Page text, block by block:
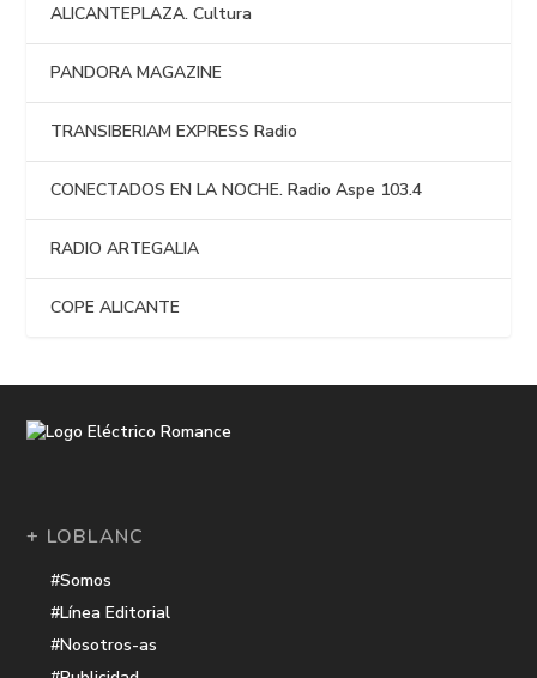
ALICANTEPLAZA. Cultura
PANDORA MAGAZINE
TRANSIBERIAM EXPRESS Radio
CONECTADOS EN LA NOCHE. Radio Aspe 103.4
RADIO ARTEGALIA
COPE ALICANTE
+ LOBLANC
#Somos
#Línea Editorial
#Nosotros-as